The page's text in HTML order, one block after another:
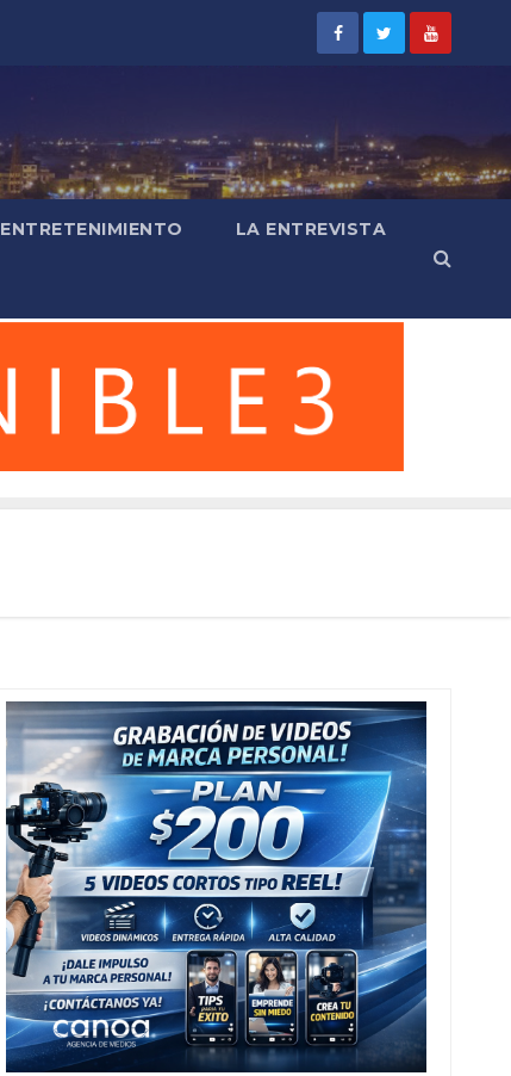
ENTRETENIMIENTO LA ENTREVISTA